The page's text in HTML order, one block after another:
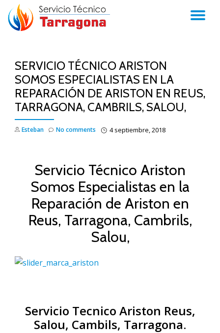
Skip
SERVICIO TÉCNICO ARISTON
SOMOS ESPECIALISTAS EN LA
REPARACIÓN DE ARISTON EN REUS,
TARRAGONA, CAMBRILS, SALOU,
Esteban 4 septiembre, 2018
No comments
Servicio Técnico Ariston
Somos Especialistas en la
Reparación de Ariston en
Reus, Tarragona, Cambrils,
Salou,
Servicio Tecnico Ariston Reus,
Salou, Cambils, Tarragona.